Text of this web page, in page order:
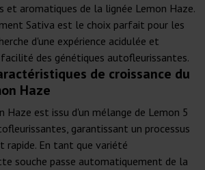
aromatiques de la lignée Lemon Haze.
Sativa est le choix parfait pour les
d'une expérience acidulée et
des génétiques autofleurissantes.
de croissance du
Haze
Haze est issu d'un mélange de Lemon 5
garantissant un processus
rapide. En tant que variété
souche passe automatiquement de la